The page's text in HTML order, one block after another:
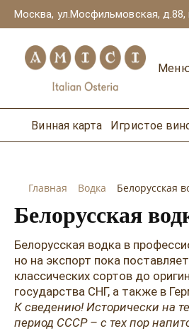
Москва, ул.Мосфильмовская, д.88,
Меню
Винная карта Игристое
Главная Водка Белорусская
Белорусская
Белорусская водка в
но на экспорт пока
классических сортов до
государства СНГ, а также в
К сведению! Исторически на
период СССР – с тех пор